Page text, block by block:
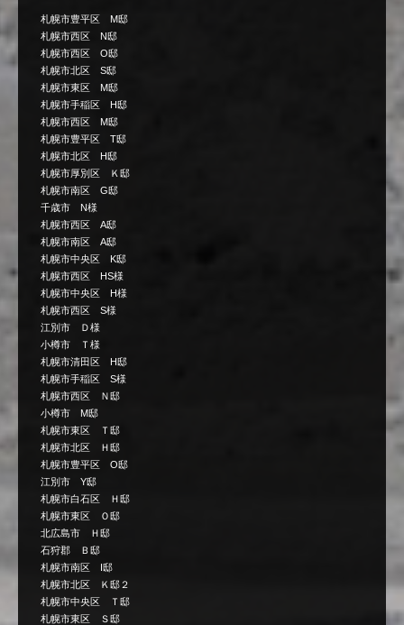
札幌市豊平区 M邸
札幌市西区 N邸
札幌市西区 O邸
札幌市北区 S邸
札幌市東区 M邸
札幌市手稲区 H邸
札幌市西区 M邸
札幌市豊平区 T邸
札幌市北区 H邸
札幌市厚別区 Ｋ邸
札幌市南区 G邸
千歳市 N様
札幌市西区 A邸
札幌市南区 A邸
札幌市中央区 K邸
札幌市西区 HS様
札幌市中央区 H様
札幌市西区 S様
江別市 Ｄ様
小樽市 Ｔ様
札幌市清田区 H邸
札幌市手稲区 S様
札幌市西区 Ｎ邸
小樽市 M邸
札幌市東区 Ｔ邸
札幌市北区 Ｈ邸
札幌市豊平区 O邸
江別市 Y邸
札幌市白石区 Ｈ邸
札幌市東区 Ｏ邸
北広島市 Ｈ邸
石狩郡 Ｂ邸
札幌市南区 I邸
札幌市北区 Ｋ邸２
札幌市中央区 Ｔ邸
札幌市東区 Ｓ邸